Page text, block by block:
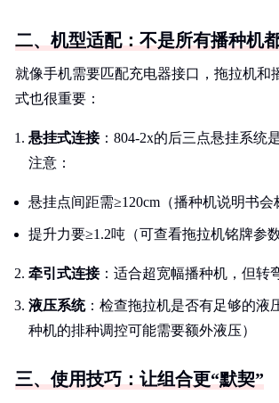
二、机型适配：不是所有播种机
就像手机需要匹配充电器接口，拖拉机和
式也很重要：
悬挂式连接：804-2x的后三点悬挂系统
注意：
悬挂点间距需≥120cm（播种机说明书会
提升力要≥1.2吨（可查看拖拉机铭牌参数
牵引式连接：适合超宽幅播种机，但转
液压系统：检查拖拉机是否有足够的液
种机的排种调控可能需要额外液压）
三、使用技巧：让组合更“默契”